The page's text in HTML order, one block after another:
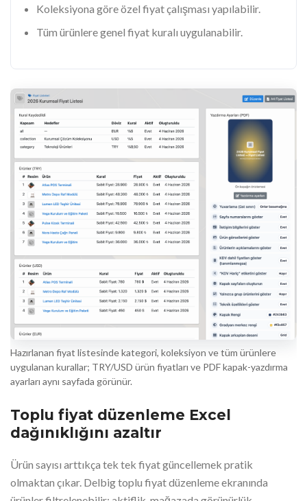
Koleksiyona göre özel fiyat çalışması yapılabilir.
Tüm ürünlere genel fiyat kuralı uygulanabilir.
Hazırlanan fiyat listesinde kategori, koleksiyon ve tüm ürünlere
uygulanan kurallar; TRY/USD ürün fiyatları ve PDF kapak-yazdırma
ayarları aynı sayfada görünür.
Toplu fiyat düzenleme Excel
dağınıklığını azaltır
Ürün sayısı arttıkça tek tek fiyat güncellemek pratik
olmaktan çıkar. Delbig toplu fiyat düzenleme ekranında